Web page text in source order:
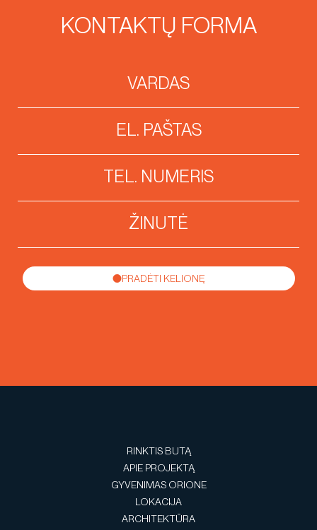
KONTAKTŲ FORMA
PRADĖTI KELIONĘ
RINKTIS BUTĄ
APIE PROJEKTĄ
GYVENIMAS ORIONE
LOKACIJA
ARCHITEKTŪRA